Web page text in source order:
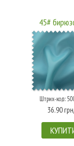
45#
Штрих-код:
36.90